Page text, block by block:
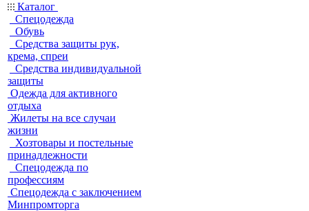
Каталог
Спецодежда
Обувь
Средства защиты рук,
крема, спреи
Средства индивидуальной
защиты
Одежда для активного
отдыха
Жилеты на все случаи
жизни
Хозтовары и постельные
принадлежности
Спецодежда по
профессиям
Спецодежда с заключением
Минпромторга